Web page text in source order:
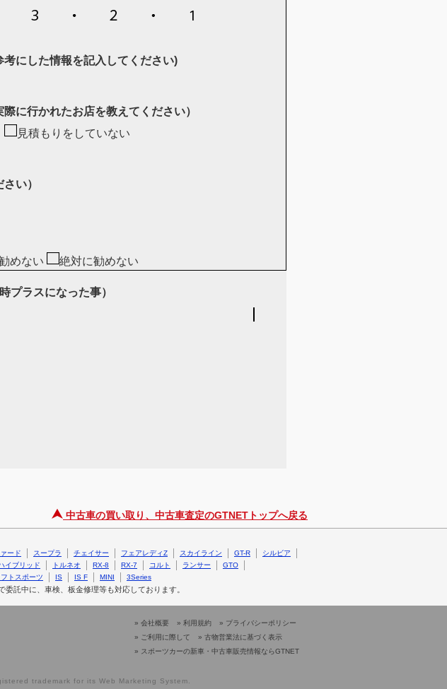
にした情報を記入してください)
に行かれたお店を教えてください）
見積もりをしていない
い）
めない 絶対に勧めない
プラスになった事）
中古車の買い取り、中古車査定のGTNETトップへ戻る
ード スープラ チェイサー フェアレディZ スカイライン GT-R
シルビア
イブリッド トルネオ RX-8 RX-7 コルト ランサー
GTO
トスポーツ IS IS F MINI 3Series
託中に、車検、板金修理等も対応しております。
» 会社概要 » 利用規約 » プライバシーポリシー
» ご利用に際して » 古物営業法に基づく表示
» スポーツカーの新車・中古車販売情報ならGTNET
trademark for its Web Marketing System.